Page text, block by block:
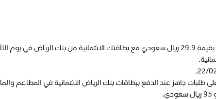
طلبات جاهز عند الدفع ببطاقات بنك الرياض الائتمانية في المطاعم